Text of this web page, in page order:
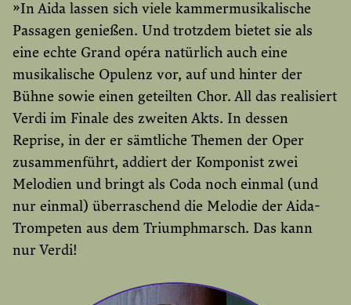
»In Aida lassen sich viele kammermusikalische
Passagen genießen. Und trotzdem bietet sie als
eine echte Grand opéra natürlich auch eine
musikalische Opulenz vor, auf und hinter der
Bühne sowie einen geteilten Chor. All das realisiert
Verdi im Finale des zweiten Akts. In dessen
Reprise, in der er sämtliche Themen der Oper
zusammenführt, addiert der Komponist zwei
Melodien und bringt als Coda noch einmal (und
nur einmal) überraschend die Melodie der Aida-
Trompeten aus dem Triumphmarsch. Das kann
nur Verdi!